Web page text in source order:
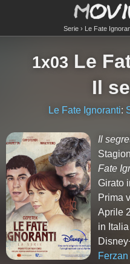
Serie Le Fate
1x03 Le
Il
Le Fate Ignoranti:
Il
Fate
Girato
Prima
Aprile
in